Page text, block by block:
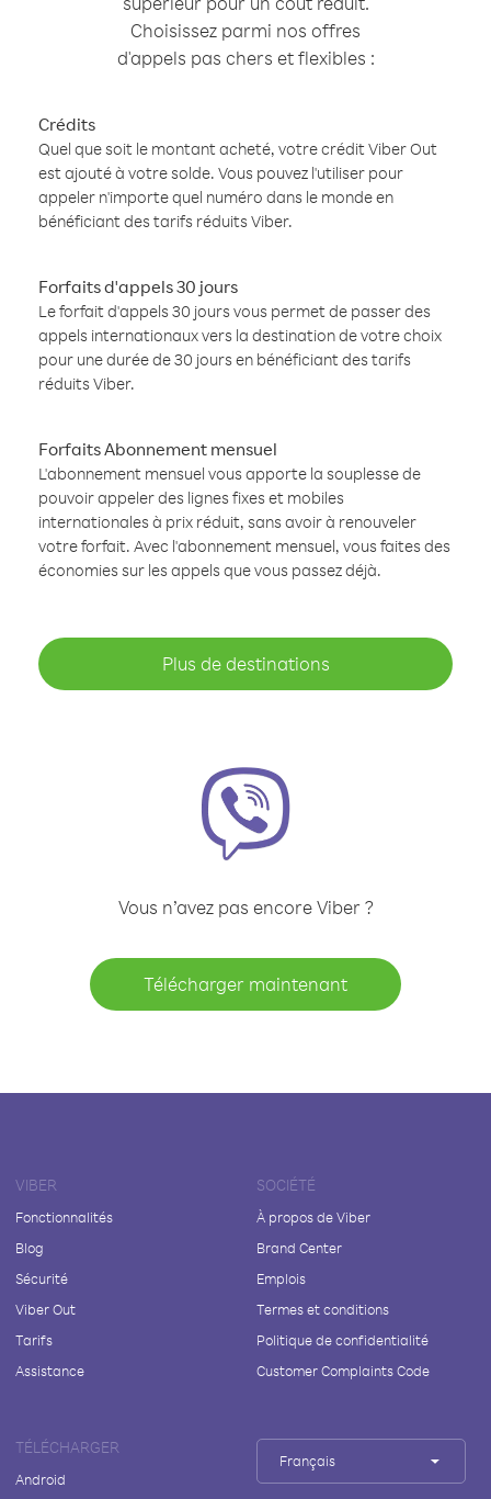
Choisissez parmi nos offres
d'appels pas chers et flexibles :
Crédits
Quel que soit le montant acheté, votre crédit Viber Out
est ajouté à votre solde. Vous pouvez l'utiliser pour
appeler n'importe quel numéro dans le monde en
bénéficiant des tarifs réduits Viber.
Forfaits d'appels 30 jours
Le forfait d'appels 30 jours vous permet de passer des
appels internationaux vers la destination de votre choix
pour une durée de 30 jours en bénéficiant des tarifs
réduits Viber.
Forfaits Abonnement mensuel
L'abonnement mensuel vous apporte la souplesse de
pouvoir appeler des lignes fixes et mobiles
internationales à prix réduit, sans avoir à renouveler
votre forfait. Avec l'abonnement mensuel, vous faites des
économies sur les appels que vous passez déjà.
Plus de destinations
Vous n’avez pas encore Viber ?
Télécharger maintenant
VIBER
Fonctionnalités
Blog
Sécurité
Viber Out
Tarifs
Assistance
SOCIÉTÉ
À propos de Viber
Brand Center
Emplois
Termes et conditions
Politique de confidentialité
Customer Complaints Code
TÉLÉCHARGER
Android
Français